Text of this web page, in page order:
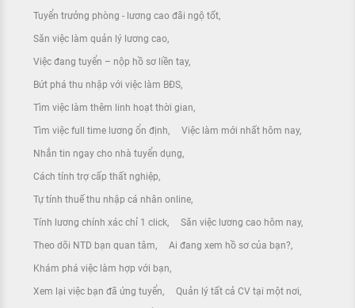
Tuyển trưởng phòng - lương cao đãi ngộ tốt
Săn việc làm quản lý lương cao
Việc đang tuyển – nộp hồ sơ liền tay
Bứt phá thu nhập với việc làm BĐS
Tìm việc làm thêm linh hoạt thời gian
Tìm việc full time lương ổn định Việc làm mới nhất hôm nay
Nhắn tin ngay cho nhà tuyển dụng
Cách tính trợ cấp thất nghiệp
Tự tính thuế thu nhập cá nhân online
Tính lương chính xác chỉ 1 click Săn việc lương cao hôm nay
Theo dõi NTD bạn quan tâm Ai đang xem hồ sơ của bạn?
Khám phá việc làm hợp với bạn
Xem lại việc bạn đã ứng tuyển Quản lý tất cả CV tại một nơi